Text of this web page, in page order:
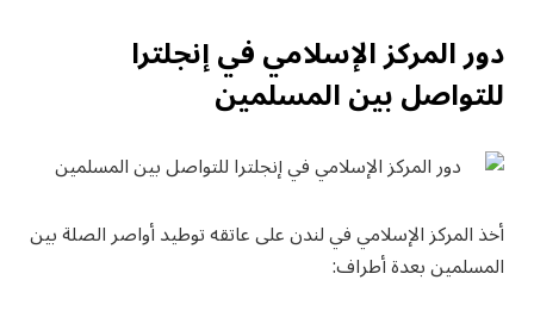
دور المركز الإسلامي في إنجلترا
للتواصل بين المسلمين
أخذ المركز الإسلامي في لندن على عاتقه توطيد أواصر الصلة بين
المسلمين بعدة أطراف: